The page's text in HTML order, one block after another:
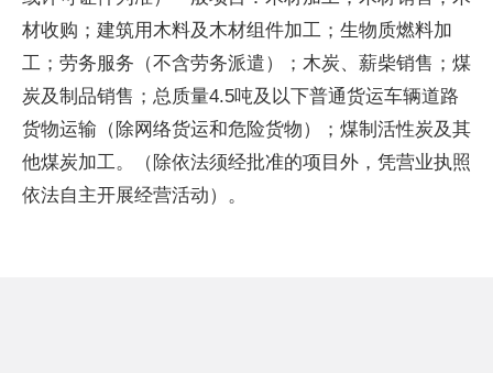
材收购；建筑用木料及木材组件加工；生物质燃料加
工；劳务服务（不含劳务派遣）；木炭、薪柴销售；煤
炭及制品销售；总质量4.5吨及以下普通货运车辆道路
货物运输（除网络货运和危险货物）；煤制活性炭及其
他煤炭加工。（除依法须经批准的项目外，凭营业执照
依法自主开展经营活动）。